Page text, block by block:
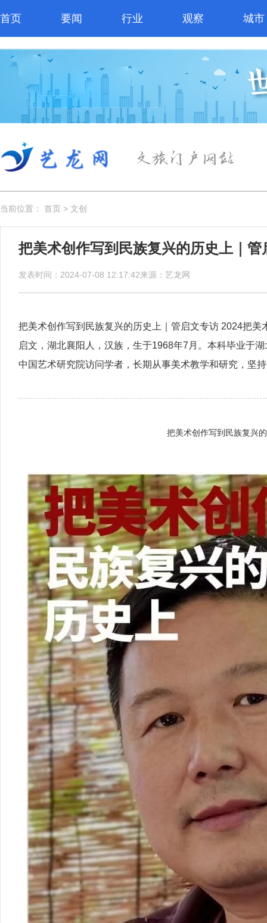
首页 要闻 行业 观察 城市
当前位置： 首页 > 文创
把美术创作写到民族复兴的历史上｜管
发表时间：2024-07-08 12:17:42来源：艺龙网
把美术创作写到民族复兴的历史上｜管启文专访 2024把
启文，湖北襄阳人，汉族，生于1968年7月。本科毕业于
中国艺术研究院访问学者，长期从事美术教学和研究，坚
把美术创作写到民族复兴